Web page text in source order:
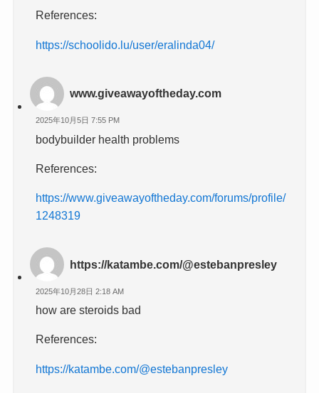
References:
https://schoolido.lu/user/eralinda04/
www.giveawayoftheday.com
2025年10月5日 7:55 PM
bodybuilder health problems
References:
https://www.giveawayoftheday.com/forums/profile/
1248319
https://katambe.com/@estebanpresley
2025年10月28日 2:18 AM
how are steroids bad
References:
https://katambe.com/@estebanpresley